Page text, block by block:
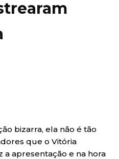
bizarra, ela não é tão
que o Vitória
a apresentação e na hora